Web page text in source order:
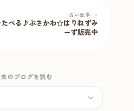
古い記事 →
たべる♪ぶさかわ☆はりねずみ
ーず販売中
のブログを読む